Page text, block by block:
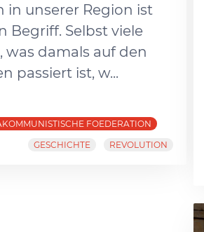
in unserer Region ist
Begriff. Selbst viele
was damals auf den
passiert ist, w...
FOEDERATION
GESCHICHTE
REVOLUTION